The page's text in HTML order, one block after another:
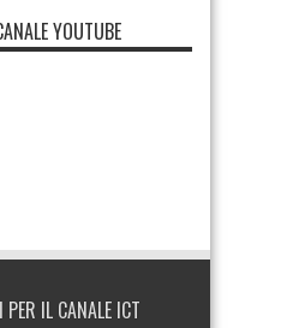
YOUTUBE
IL CANALE ICT